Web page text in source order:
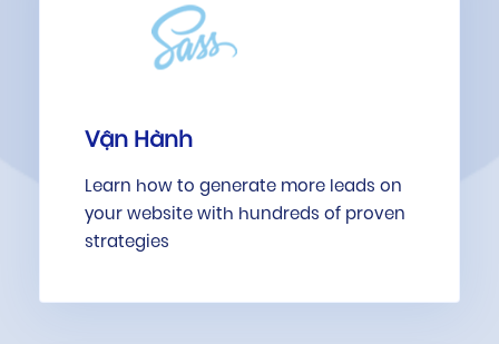
Vận Hành
Learn how to generate more leads on
your website with hundreds of proven
strategies